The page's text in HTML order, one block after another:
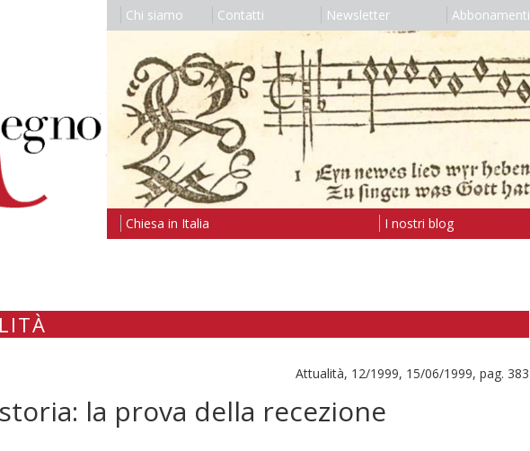
Chi siamo Contatti Newsletter Abbonamenti
Chiesa in Italia I nostri blog
Attualità, 12/1999, 15/06/1999, pag. 383
la prova della recezione